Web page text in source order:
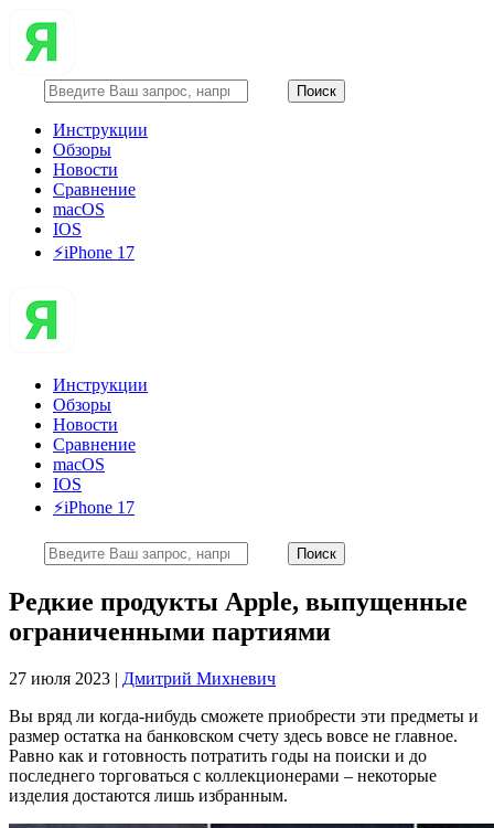
Инструкции
Обзоры
Новости
Сравнение
macOS
IOS
⚡️iPhone 17
Инструкции
Обзоры
Новости
Сравнение
macOS
IOS
⚡️iPhone 17
Редкие продукты Apple, выпущенные
ограниченными партиями
27 июля 2023 | Дмитрий Михневич
Вы вряд ли когда-нибудь сможете приобрести эти предметы и
размер остатка на банковском счету здесь вовсе не главное.
Равно как и готовность потратить годы на поиски и до
последнего торговаться с коллекционерами – некоторые
изделия достаются лишь избранным.